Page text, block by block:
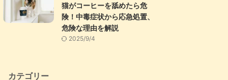
猫がコーヒーを舐めたら危
険！中毒症状から応急処置、
危険な理由を解説
2025/9/4
カテゴリー